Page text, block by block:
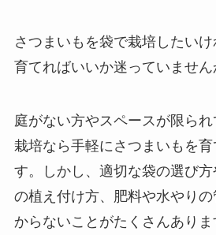
さつまいもを袋で栽培したい
育てればいいか迷っていません
庭がない方やスペースが限ら
栽培なら手軽にさつまいもを
す。しかし、適切な袋の選び
の植え付け方、肥料や水やり
からないことがたくさんありま